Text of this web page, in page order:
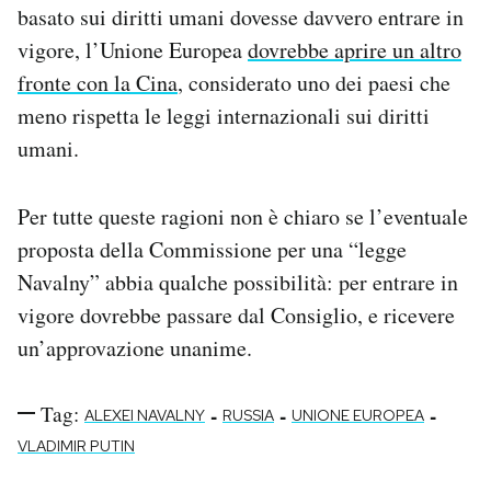
basato sui diritti umani dovesse davvero entrare in
vigore, l’Unione Europeadovrebbe aprire un altro
fronte con la Cina, considerato uno dei paesi che
meno rispetta le leggi internazionali sui diritti
umani.
Per tutte queste ragioni non è chiaro se l’eventuale
proposta della Commissione per una “legge
Navalny” abbia qualche possibilità: per entrare in
vigore dovrebbe passare dal Consiglio, e ricevere
un’approvazione unanime.
Tag: ALEXEI NAVALNY - RUSSIA - UNIONE EUROPEA -
VLADIMIR PUTIN